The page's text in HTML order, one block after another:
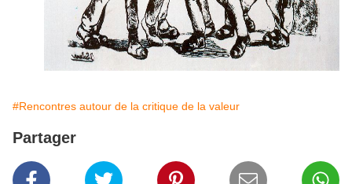
#Rencontres autour de la critique de la valeur
Partager